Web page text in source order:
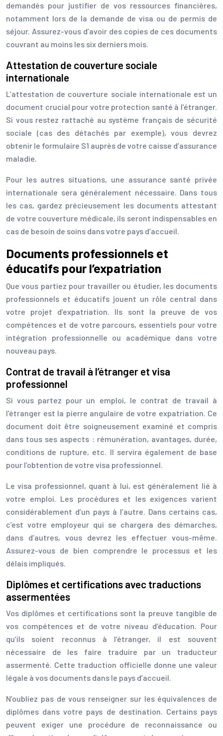
demandés pour justifier de vos ressources financières,
notamment lors de la demande de visa ou de permis de
séjour. Assurez-vous d’avoir des copies de ces documents
couvrant au moins les six derniers mois.
Attestation de couverture sociale
internationale
L’attestation de couverture sociale internationale est un
document crucial pour votre protection santé à l’étranger.
Si vous restez rattaché au système français de sécurité
sociale (cas des détachés par exemple), vous devrez
obtenir le formulaire S1 auprès de votre caisse d’assurance
maladie.
Pour les autres situations, une assurance santé privée
internationale sera généralement nécessaire. Dans tous
les cas, gardez précieusement les documents attestant
de votre couverture médicale, ils seront indispensables en
cas de besoin de soins dans votre pays d’accueil.
Documents professionnels et
éducatifs pour l’expatriation
Que vous partiez pour travailler ou étudier, les documents
professionnels et éducatifs jouent un rôle central dans
votre projet d’expatriation. Ils sont la preuve de vos
compétences et de votre parcours, essentiels pour votre
intégration professionnelle ou académique dans votre
nouveau pays.
Contrat de travail à l’étranger et visa
professionnel
Si vous partez pour un emploi, le contrat de travail à
l’étranger est la pierre angulaire de votre expatriation. Ce
document doit être soigneusement examiné et compris
dans tous ses aspects : rémunération, avantages, durée,
conditions de rupture, etc. Il servira également de base
pour l’obtention de votre visa professionnel.
Le visa professionnel, quant à lui, est généralement lié à
votre emploi. Les procédures et les exigences varient
considérablement d’un pays à l’autre. Dans certains cas,
c’est votre employeur qui se chargera des démarches,
dans d’autres, vous devrez les effectuer vous-même.
Assurez-vous de bien comprendre le processus et les
délais impliqués.
Diplômes et certifications avec traductions
assermentées
Vos diplômes et certifications sont la preuve tangible de
vos compétences et de votre niveau d’éducation. Pour
qu’ils soient reconnus à l’étranger, il est souvent
nécessaire de les faire traduire par un traducteur
assermenté. Cette traduction officielle donne une valeur
légale à vos documents dans le pays d’accueil.
N’oubliez pas de vous renseigner sur les équivalences de
diplômes dans votre pays de destination. Certains pays
peuvent exiger une procédure de reconnaissance ou